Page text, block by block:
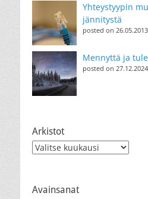
Yhteystyypin
jännitystä
posted on 26.05.2013
Mennyttä ja
posted on 27.12.2024
Arkistot
Arkistot
Avainsanat